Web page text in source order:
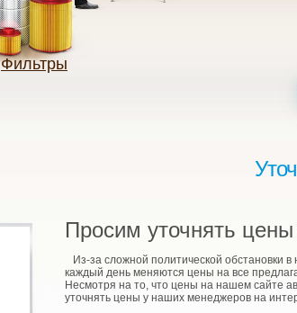
Фильтры
Просим уточнять
Из-за сложной политической обстановки в
каждый день меняются цены на все
Несмотря на то, что цены на нашем сайте
уточнять цены у наших менеджеров на